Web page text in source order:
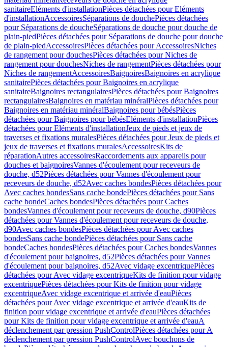
sanitaireEléments d'installationPièces détachées pour Eléments
d'installationAccessoiresSéparations de douchePièces détachées
pour Séparations de doucheSéparations de douche pour douche de
plain-piedPièces détachées pour Séparations de douche pour douche
de plain-piedAccessoiresPièces détachées pour AccessoiresNiches
de rangement pour douchesPièces détachées pour Niches de
rangement pour douchesNiches de rangementPièces détachées pour
Niches de rangementAccessoiresBaignoiresBaignoires en acrylique
sanitairePièces détachées pour Baignoires en acrylique
sanitaireBaignoires rectangulairesPièces détachées pour Baignoires
rectangulairesBaignoires en matériau minéralPièces détachées pour
Baignoires en matériau minéralBaignoires pour bébésPièces
détachées pour Baignoires pour bébésEléments d'installationPièces
détachées pour Eléments d'installationJeux de pieds et jeux de
traverses et fixations muralesPièces détachées pour Jeux de pieds et
jeux de traverses et fixations muralesAccessoiresKits de
réparationAutres accessoiresRaccordements aux appareils pour
douches et baignoiresVannes d'écoulement pour receveurs de
douche, d52Pièces détachées pour Vannes d'écoulement pour
receveurs de douche, d52Avec caches bondesPièces détachées pour
Avec caches bondesSans cache bondePièces détachées pour Sans
cache bondeCaches bondesPièces détachées pour Caches
bondesVannes d'écoulement pour receveurs de douche, d90Pièces
détachées pour Vannes d'écoulement pour receveurs de douche,
d90Avec caches bondesPièces détachées pour Avec caches
bondesSans cache bondePièces détachées pour Sans cache
bondeCaches bondesPièces détachées pour Caches bondesVannes
d'écoulement pour baignoires, d52Pièces détachées pour Vannes
d'écoulement pour baignoires, d52Avec vidage excentriquePièces
détachées pour Avec vidage excentriqueKits de finition pour vidage
excentriquePièces détachées pour Kits de finition pour vidage
excentriqueAvec vidage excentrique et arrivée d'eauPièces
détachées pour Avec vidage excentrique et arrivée d'eauKits de
finition pour vidage excentrique et arrivée d'eauPièces détachées
pour Kits de finition pour vidage excentrique et arrivée d'eauA
déclenchement par pression PushControlPièces détachées pour A
déclenchement par pression PushControlAvec bouchons de